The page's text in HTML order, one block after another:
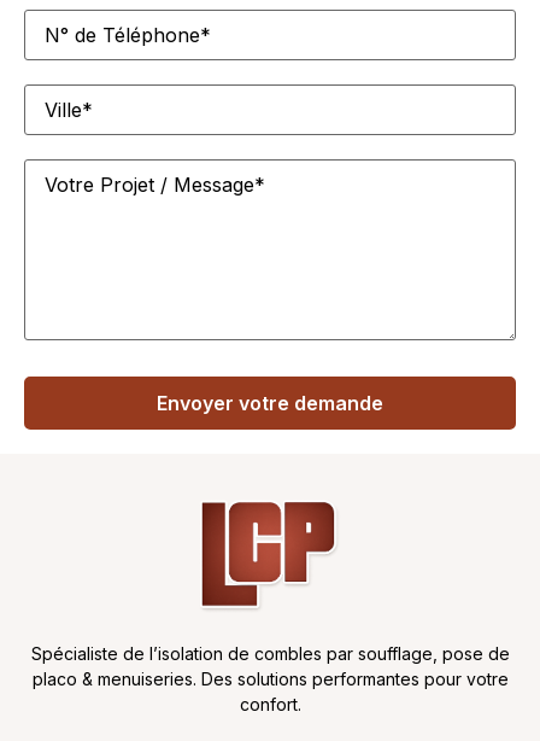
Spécialiste de l’isolation de combles par soufflage, pose de
placo & menuiseries. Des solutions performantes pour votre
confort.